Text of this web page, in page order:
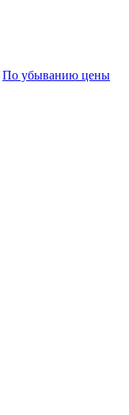
По убыванию цены